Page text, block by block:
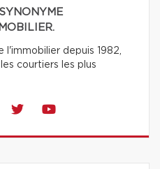
depuis 1982,
courtiers les plus